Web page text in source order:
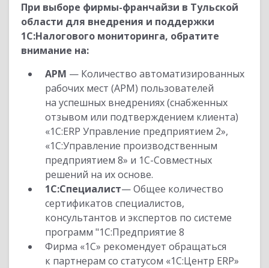
При выборе фирмы-франчайзи в Тульской
области для внедрения и поддержки
1С:Налогового мониторинга, обратите
внимание на:
АРМ — Количество автоматизированных
рабочих мест (АРМ) пользователей
на успешных внедрениях (снабженных
отзывом или подтверждением клиента)
«1С:ERP Управление предприятием 2»,
«1С:Управление производственным
предприятием 8» и 1С-Совместных
решений на их основе.
1С:Специалист— Общее количество
сертификатов специалистов,
консультантов и экспертов по системе
программ "1С:Предприятие 8
Фирма «1С» рекомендует обращаться
к партнерам со статусом «1С:Центр ERP»